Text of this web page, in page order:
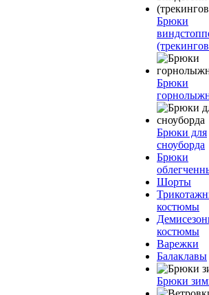
Брюки
Брюки
Брюки для
сноуборда
Брюки
Шорты
костюмы
костюмы
Варежки
Балаклавы
Брюки